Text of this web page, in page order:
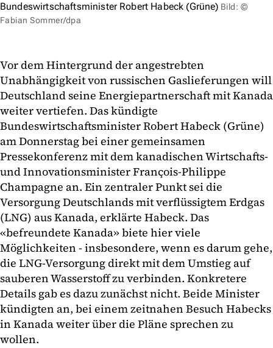
Bundeswirtschaftsminister Robert Habeck (Grüne) Bild: ©
Fabian Sommer/dpa
Vor dem Hintergrund der angestrebten
Unabhängigkeit von russischen Gaslieferungen will
Deutschland seine Energiepartnerschaft mit Kanada
weiter vertiefen. Das kündigte
Bundeswirtschaftsminister Robert Habeck (Grüne)
am Donnerstag bei einer gemeinsamen
Pressekonferenz mit dem kanadischen Wirtschafts-
und Innovationsminister François-Philippe
Champagne an. Ein zentraler Punkt sei die
Versorgung Deutschlands mit verflüssigtem Erdgas
(LNG) aus Kanada, erklärte Habeck. Das
«befreundete Kanada» biete hier viele
Möglichkeiten - insbesondere, wenn es darum gehe,
die LNG-Versorgung direkt mit dem Umstieg auf
sauberen Wasserstoff zu verbinden. Konkretere
Details gab es dazu zunächst nicht. Beide Minister
kündigten an, bei einem zeitnahen Besuch Habecks
in Kanada weiter über die Pläne sprechen zu
wollen.